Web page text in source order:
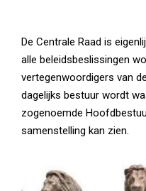
De Centrale Raad is
alle beleidsbeslissingen
vertegenwoordigers van
dagelijks bestuur wordt
zogenoemde
samenstelling kan zien.